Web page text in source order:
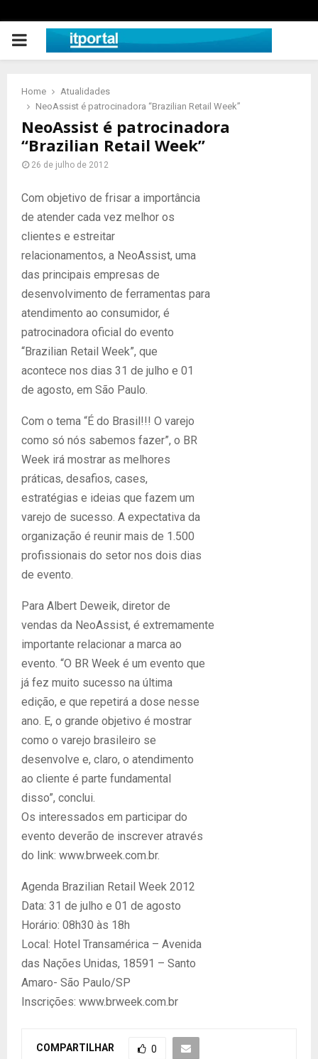
PRIMARY
Home
Atualidades
NeoAssist é patrocinadora “Brazilian Retail Week”
NeoAssist é patrocinadora
“Brazilian Retail Week”
26 de julho de 2012
Com objetivo de frisar a importância
de atender cada vez melhor os
clientes e estreitar
relacionamentos, a NeoAssist, uma
das principais empresas de
desenvolvimento de ferramentas para
atendimento ao consumidor, é
patrocinadora oficial do evento
“Brazilian Retail Week”, que
acontece nos dias 31 de julho e 01
de agosto, em São Paulo.
Com o tema “É do Brasil!!! O varejo
como só nós sabemos fazer”, o BR
Week irá mostrar as melhores
práticas, desafios, cases,
estratégias e ideias que fazem um
varejo de sucesso. A expectativa da
organização é reunir mais de 1.500
profissionais do setor nos dois dias
de evento.
Para Albert Deweik, diretor de
vendas da NeoAssist, é extremamente
importante relacionar a marca ao
evento. “O BR Week é um evento que
já fez muito sucesso na última
edição, e que repetirá a dose nesse
ano. E, o grande objetivo é mostrar
como o varejo brasileiro se
desenvolve e, claro, o atendimento
ao cliente é parte fundamental
disso”, conclui.
Os interessados em participar do
evento deverão de inscrever através
do link: www.brweek.com.br.
Agenda Brazilian Retail Week 2012
Data: 31 de julho e 01 de agosto
Horário: 08h30 às 18h
Local: Hotel Transamérica – Avenida
das Nações Unidas, 18591 – Santo
Amaro- São Paulo/SP
Inscrições: www.brweek.com.br
COMPARTILHAR 0